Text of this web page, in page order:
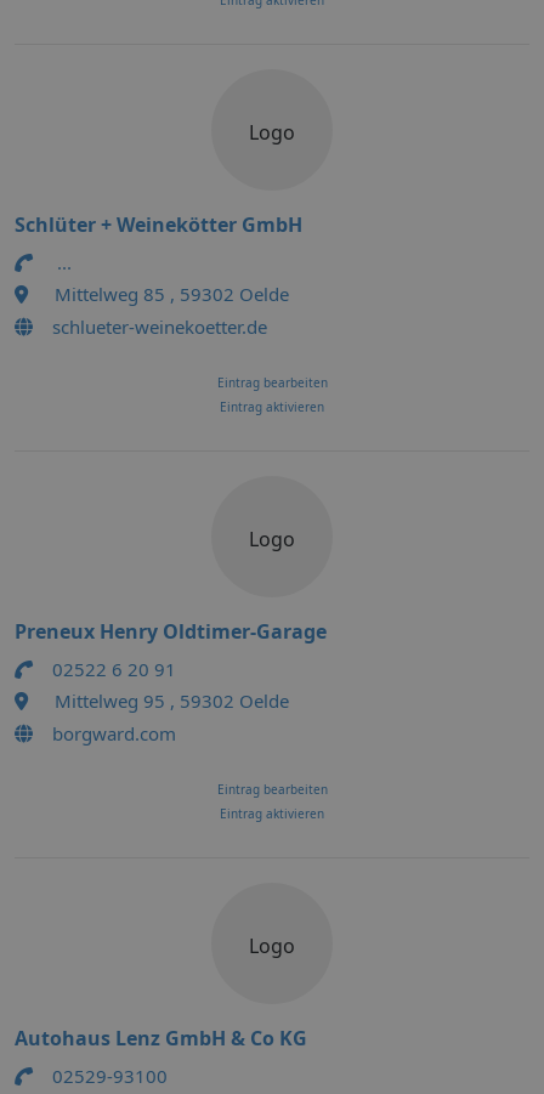
Logo
Schlüter + Weinekötter GmbH
...
Mittelweg 85 , 59302 Oelde
schlueter-weinekoetter.de
Eintrag bearbeiten
Eintrag aktivieren
Logo
Preneux Henry Oldtimer-Garage
02522 6 20 91
Mittelweg 95 , 59302 Oelde
borgward.com
Eintrag bearbeiten
Eintrag aktivieren
Logo
Autohaus Lenz GmbH & Co KG
02529-93100